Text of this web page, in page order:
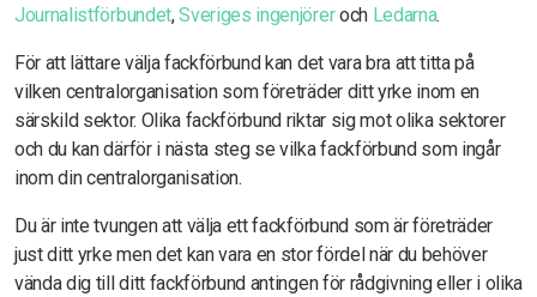
Journalistförbundet,Sveriges ingenjöreroch Ledarna.
För att lättare välja fackförbund kan det vara bra att titta på
vilken centralorganisation som företräder ditt yrke inom en
särskild sektor. Olika fackförbund riktar sig mot olika sektorer
och du kan därför i nästa steg se vilka fackförbund som ingår
inom din centralorganisation.
Du är inte tvungen att välja ett fackförbund som är företräder
just ditt yrke men det kan vara en stor fördel när du behöver
vända dig till ditt fackförbund antingen för rådgivning eller i olika